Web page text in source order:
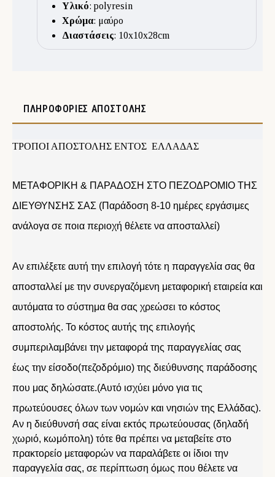
Υλικό: polyresin
Χρώμα: μαύρο
Διαστάσεις: 10x10x28cm
ΠΛΗΡΟΦΟΡΊΕΣ ΑΠΟΣΤΟΛΉΣ
ΤΡΟΠΟΙ ΑΠΟΣΤΟΛΗΣ ΕΝΤΟΣ ΕΛΛΑΔΑΣ
ΜΕΤΑΦΟΡΙΚΗ & ΠΑΡΑΔΟΣΗ ΣΤΟ ΠΕΖΟΔΡΟΜΙΟ ΤΗΣ
ΔΙΕΥΘΥΝΣΗΣ ΣΑΣ (Παράδοση 8-10 ημέρες εργάσιμες
ανάλογα σε ποια περιοχή θέλετε να αποσταλλεί)
Αν επιλέξετε αυτή την επιλογή τότε η παραγγελία σας θα
αποσταλλεί με την συνεργαζόμενη μεταφορική εταιρεία και
αυτόματα το σύστημα θα σας χρεώσει το κόστος
αποστολής. Το κόστος αυτής της επιλογής
συμπεριλαμβάνει την μεταφορά της παραγγελίας σας
έως την είσοδο(πεζοδρόμιο) της διεύθυνσης παράδοσης
που μας δηλώσατε.(Αυτό ισχύει μόνο για τις
πρωτεύουσες όλων των νομών και νησιών της Ελλάδας).
Αν η διεύθυνσή σας είναι εκτός πρωτεύουσας (δηλαδή
χωριό, κωμόπολη) τότε θα πρέπει να μεταβείτε στο
πρακτορείο μεταφορών να παραλάβετε οι ίδιοι την
παραγγελία σας, σε περίπτωση όμως που θέλετε να